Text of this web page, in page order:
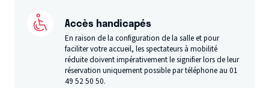
Accès handicapés
En raison de la configuration de la salle et pour
faciliter votre accueil, les spectateurs à mobilité
réduite doivent impérativement le signifier lors de leur
réservation uniquement possible par téléphone au 01
49 52 50 50.